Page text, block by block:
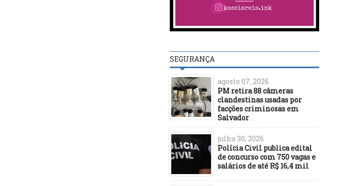
SEGURANÇA
agosto 07, 2026
PM retira 88 câmeras
clandestinas usadas por
facções criminosas em
Salvador
julho 30, 2026
Polícia Civil publica edital
de concurso com 750 vagas e
salários de até R$ 16,4 mil